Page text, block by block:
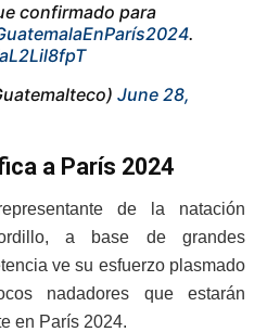
confirmado para
.
June 28,
a París 2024
de la natación
a base de grandes
ve su esfuerzo plasmado
nadadores que estarán
en París 2024.